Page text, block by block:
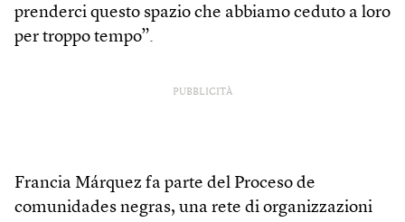
prenderci questo spazio che abbiamo ceduto a loro
per troppo tempo”.
PUBBLICITÀ
Francia Márquez fa parte del Proceso de
comunidades negras, una rete di organizzazioni